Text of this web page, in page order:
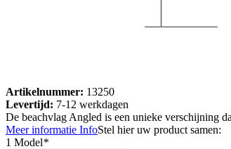
Artikelnummer: 13250
Levertijd: 7-12 werkdagen
De beachvlag Angled is een unieke verschijning
Meer informatie InfoStel hier uw product samen:
1 Model*